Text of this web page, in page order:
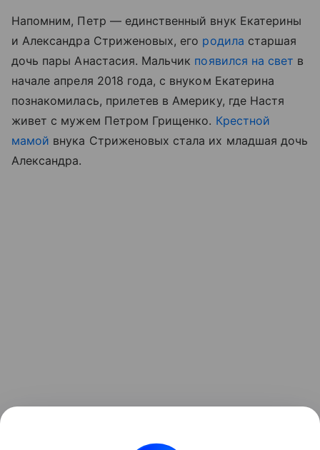
Напомним, Петр — единственный внук Екатерины
и Александра Стриженовых, его родила старшая
дочь пары Анастасия. Мальчик появился на свет в
начале апреля 2018 года, с внуком Екатерина
познакомилась, прилетев в Америку, где Настя
живет с мужем Петром Грищенко. Крестной
мамой внука Стриженовых стала их младшая дочь
Александра.